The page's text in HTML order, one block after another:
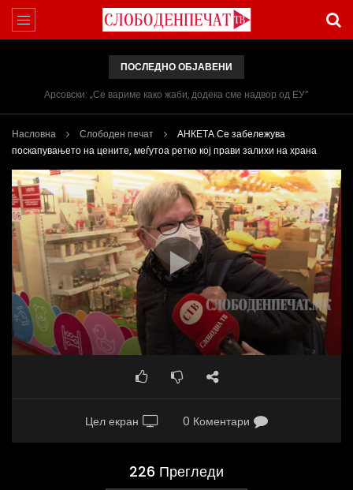
ПОСЛЕДНО ОБЈАВЕНИ
Арсовски: „Се вариме како жаби, додека сме надвор од ЕУ“
Насловна Слободен печат
АНКЕТА Се забележува
поскапувањето на цените, меѓутоа ретко кој прави залихи на храна
Цел екран 0 Коментари
226 Прегледи